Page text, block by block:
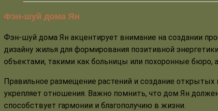
Фэн-шуй дома Ян
Фэн-шуй дома Ян акцентирует внимание на создании
дизайну жилья для формирования позитивной
объектами, такими как больницы или похоронные бюро,
Правильное размещение растений и создание
укрепляет отношения. Важно помнить, что дом Ян
способствует гармонии и благополучию в жизни.